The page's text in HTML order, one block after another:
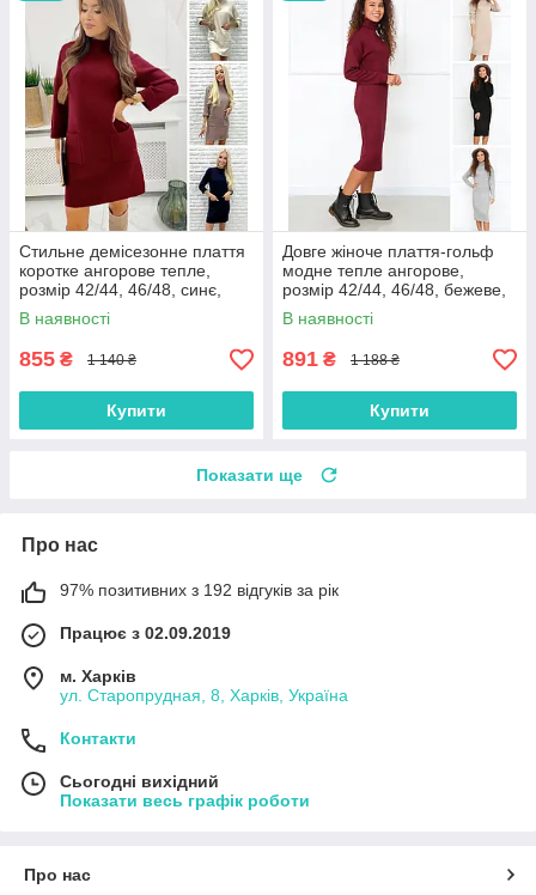
Стильне демісезонне плаття
коротке ангорове тепле,
розмір 42/44, 46/48, синє,
бордове, біле, бежеве
В наявності
855 ₴ 1 140 ₴
Купити
Довге жіноче плаття-гольф
модне тепле ангорове,
розмір 42/44, 46/48, бежеве,
сіре, чорне, бордове
В наявності
891 ₴ 1 188 ₴
Купити
Показати ще
Про нас
97% позитивних з 192 відгуків за рік
Працює з 02.09.2019
м. Харків
ул. Старопрудная, 8, Харків, Україна
Контакти
Сьогодні вихідний
Показати весь графік роботи
Про нас